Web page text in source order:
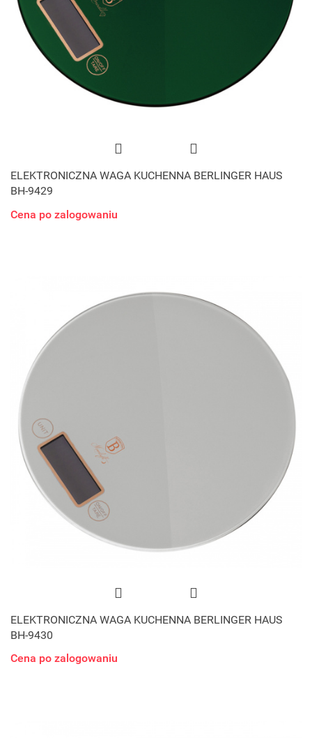
ELEKTRONICZNA WAGA KUCHENNA BERLINGER HAUS
BH-9429
Cena po zalogowaniu
ELEKTRONICZNA WAGA KUCHENNA BERLINGER HAUS
BH-9430
Cena po zalogowaniu